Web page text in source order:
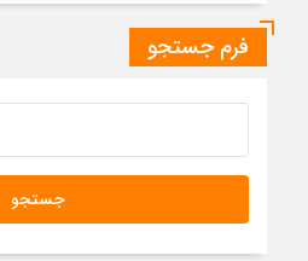
فرم جستجو